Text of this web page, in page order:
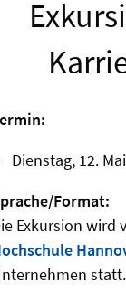
Dienstag, 12.
Format:
Exkursion wird